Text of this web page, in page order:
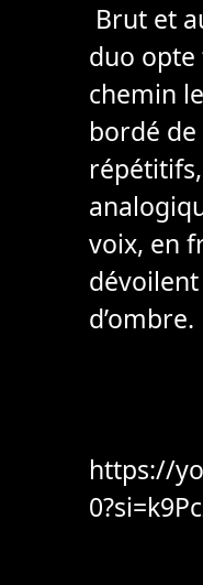
Brut et
duo
chemin
bordé
voix, en
d’ombre.
https://